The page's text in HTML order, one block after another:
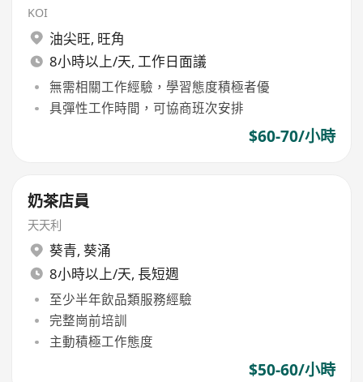
KOI
油尖旺, 旺角
8小時以上/天, 工作日面議
無需相關工作經驗，學習態度積極者優
具彈性工作時間，可協商班次安排
$60-70/小時
奶茶店員
天天利
葵青, 葵涌
8小時以上/天, 長短週
至少半年飲品類服務經驗
完整崗前培訓
主動積極工作態度
$50-60/小時